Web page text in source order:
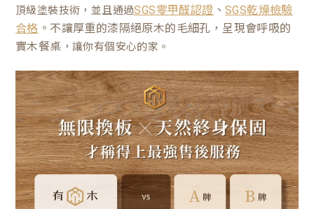
頂級塗裝技術，並且通過SGS零甲醛認證 、SGS乾燥檢驗
合格 。不讓厚重的漆隔絕原木的毛細孔，呈現會呼吸的
實木餐桌 ，讓你有個安心的家。